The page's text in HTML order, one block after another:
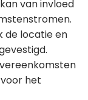
van invloed
de locatie en
het